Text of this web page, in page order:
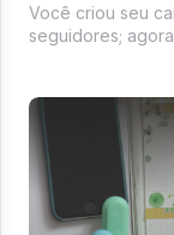
Você criou seu
seguidores;